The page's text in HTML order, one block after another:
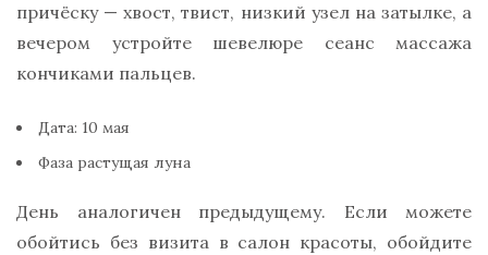
причёску — хвост, твист, низкий узел на затылке, а
вечером устройте шевелюре сеанс массажа
кончиками пальцев.
Дата: 10 мая
Фаза растущая луна
День аналогичен предыдущему. Если можете
обойтись без визита в салон красоты, обойдите